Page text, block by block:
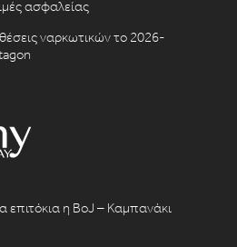
ασφαλείας
ναρκωτικών το 2026-
η BoJ – Καμπανάκι